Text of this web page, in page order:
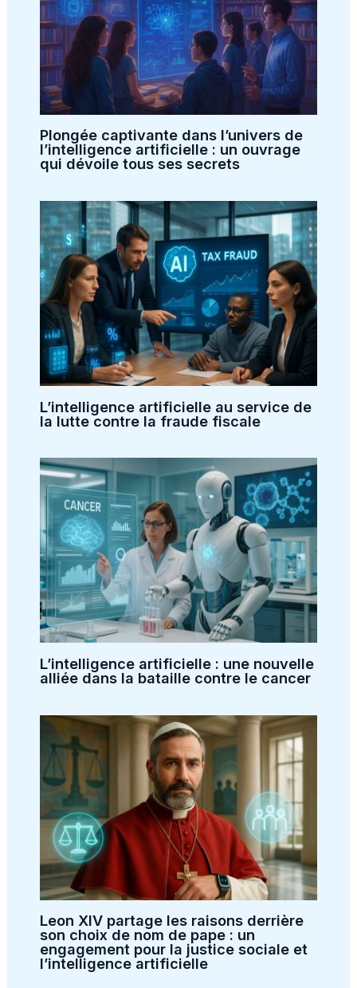
Plongée captivante dans l’univers de
l’intelligence artificielle : un ouvrage
qui dévoile tous ses secrets
L’intelligence artificielle au service de
la lutte contre la fraude fiscale
L’intelligence artificielle : une nouvelle
alliée dans la bataille contre le cancer
Leon XIV partage les raisons derrière
son choix de nom de pape : un
engagement pour la justice sociale et
l’intelligence artificielle